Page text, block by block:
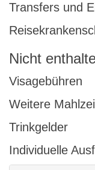
Transfers und
Nicht
Visagebühren
Weitere
Trinkgelder
Individuelle